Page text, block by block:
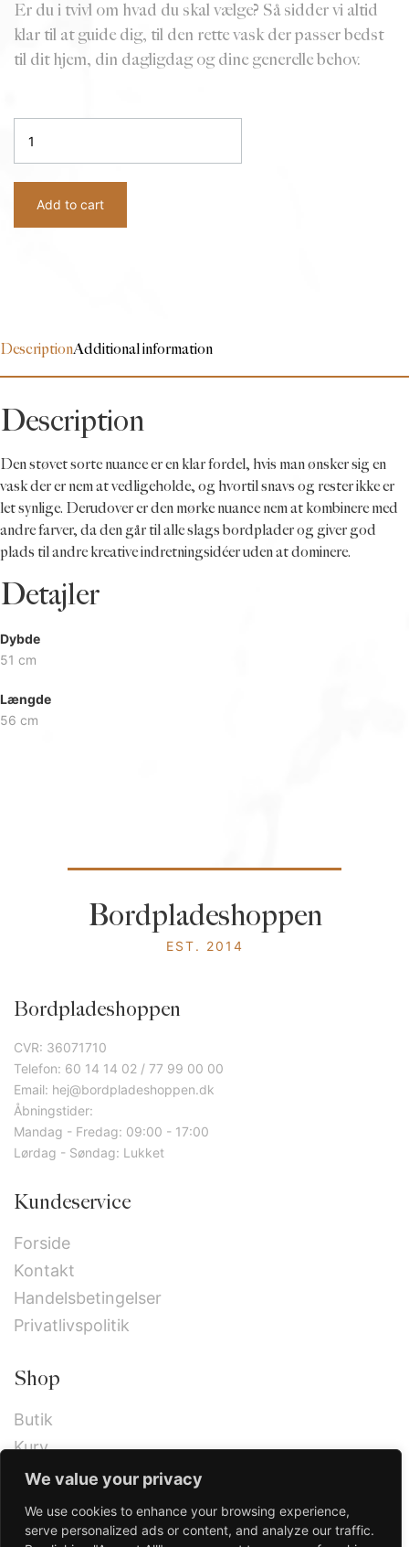
We value your privacy
We use cookies to enhance your browsing experience,
serve personalized ads or content, and analyze our traffic.
Er du i tvivl om hvad du skal vælge? Så sidder vi altid
klar til at guide dig, til den rette vask der passer bedst
til dit hjem, din dagligdag og dine generelle behov.
sort
ilægning
–
Add to cart
DescriptionAdditional information
Description
Den støvet sorte nuance er en klar fordel, hvis man ønsker sig en
vask der er nem at vedligeholde, og hvortil snavs og rester ikke er
let synlige. Derudover er den mørke nuance nem at kombinere med
andre farver, da den går til alle slags bordplader og giver god
plads til andre kreative indretningsidéer uden at dominere.
Detajler
Dybde
51 cm
Længde
56 cm
Bordpladeshoppen
EST. 2014
Bordpladeshoppen
CVR: 36071710
Telefon: 60 14 14 02 / 77 99 00 00
Email: hej@bordpladeshoppen.dk
Åbningstider:
Mandag - Fredag: 09:00 - 17:00
Lørdag - Søndag: Lukket
Kundeservice
Forside
Kontakt
Handelsbetingelser
Privatlivspolitik
Shop
Butik
Kurv
Kassen